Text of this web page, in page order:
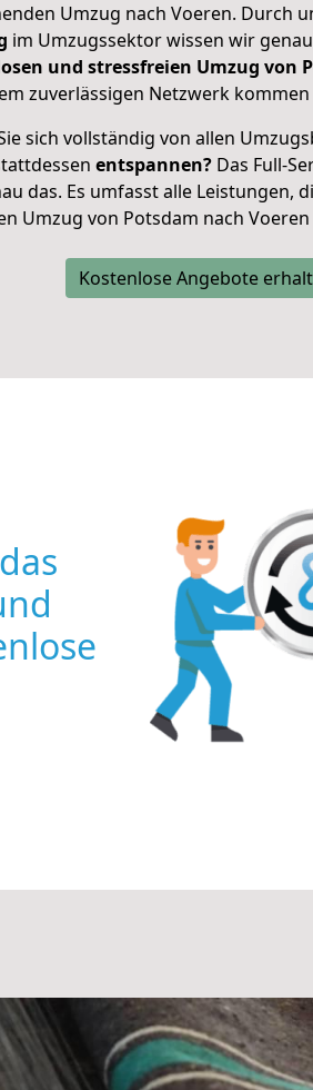
Umzug nach Voeren. Durch
im Umzugssektor wissen wir
und stressfreien Umzug von
zuverlässigen Netzwerk kommen
sich vollständig von allen
entspannen? Das Full-
das. Es umfasst alle Leistungen,
Umzug von Potsdam nach
Kostenlose Angebote